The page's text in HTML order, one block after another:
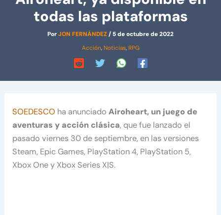
todas las plataformas
PorJON FERNÁNDEZ/ 5 de octubre de 2022
Acción, Noticias, RPG
SOEDESCO ha anunciadoAiroheart, un juego de
aventuras y acción clásica, que fue lanzado el
pasado viernes 30 de septiembre, en las versiones
Steam, Epic Games, PlayStation 4, PlayStation 5,
Xbox One y Xbox Series X|S.